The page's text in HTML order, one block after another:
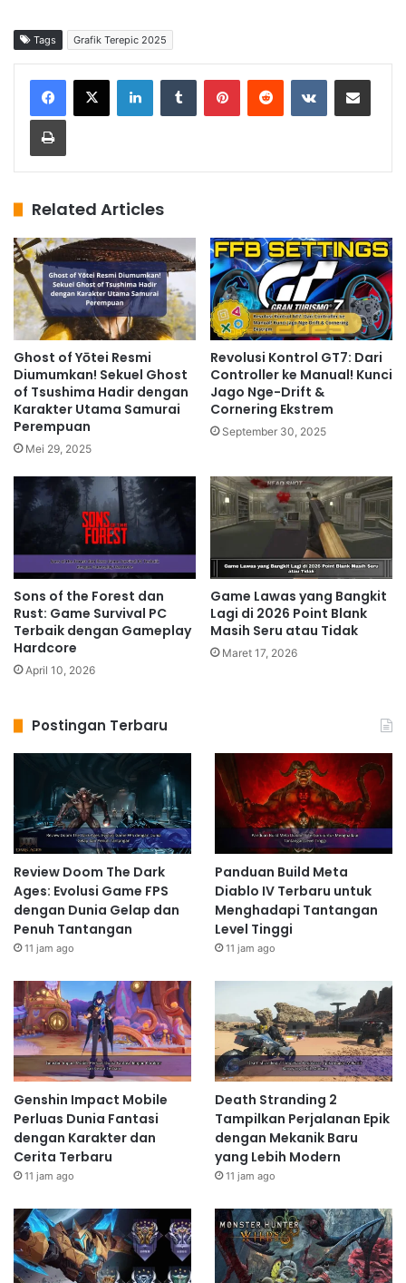
Tags Grafik Terepic 2025
Related Articles
Ghost of Yōtei Resmi
Diumumkan! Sekuel Ghost
of Tsushima Hadir dengan
Karakter Utama Samurai
Perempuan
Mei 29, 2025
Revolusi Kontrol GT7: Dari
Controller ke Manual! Kunci
Jago Nge-Drift &
Cornering Ekstrem
September 30, 2025
Sons of the Forest dan
Rust: Game Survival PC
Terbaik dengan Gameplay
Hardcore
April 10, 2026
Game Lawas yang Bangkit
Lagi di 2026 Point Blank
Masih Seru atau Tidak
Maret 17, 2026
Postingan Terbaru
Review Doom The Dark
Ages: Evolusi Game FPS
dengan Dunia Gelap dan
Penuh Tantangan
11 jam ago
Panduan Build Meta
Diablo IV Terbaru untuk
Menghadapi Tantangan
Level Tinggi
11 jam ago
Genshin Impact Mobile
Perluas Dunia Fantasi
dengan Karakter dan
Cerita Terbaru
11 jam ago
Death Stranding 2
Tampilkan Perjalanan Epik
dengan Mekanik Baru
yang Lebih Modern
11 jam ago